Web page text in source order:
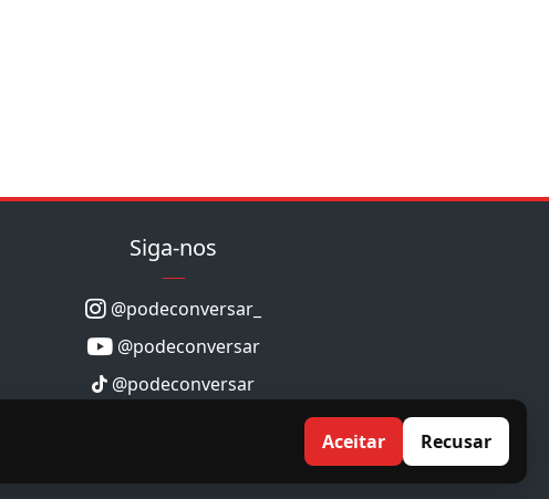
Siga-nos
@podeconversar_
@podeconversar
@podeconversar
Aceitar Recusar